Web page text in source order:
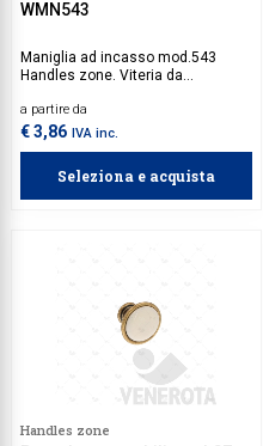
WMN543
Maniglia ad incasso mod.543
Handles zone. Viteria da
a partire da
€ 3,86 IVA inc.
Seleziona e acquista
Handles zone